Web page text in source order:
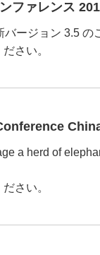
ファレンス
ージョン 3.5 の
さい。
a herd of
さい。